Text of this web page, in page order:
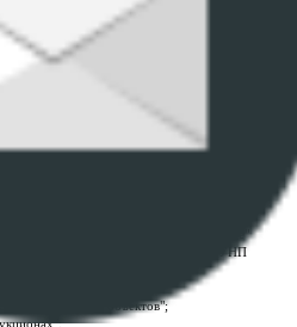
ОБРАБОТКИ COOKIE-
предприятие по оказанию
Все права защищены авторским
по оказанию услуг "БелЮрОбеспечение"
1Б, e-mail:
, УНП
Беларусь:
без торговых объектов";